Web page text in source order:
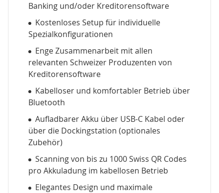
Banking und/oder Kreditorensoftware
Kostenloses Setup für individuelle
Spezialkonfigurationen
Enge Zusammenarbeit mit allen
relevanten Schweizer Produzenten von
Kreditorensoftware
Kabelloser und komfortabler Betrieb über
Bluetooth
Aufladbarer Akku über USB-C Kabel oder
über die Dockingstation (optionales
Zubehör)
Scanning von bis zu 1000 Swiss QR Codes
pro Akkuladung im kabellosen Betrieb
Elegantes Design und maximale